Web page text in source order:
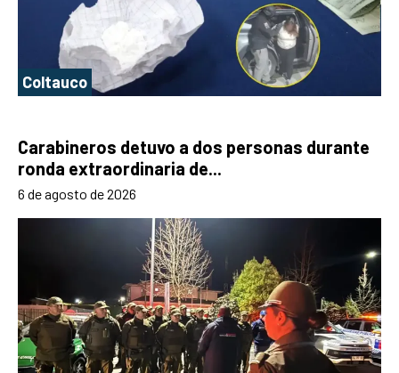
Coltauco
Carabineros detuvo a dos personas durante
ronda extraordinaria de...
6 de agosto de 2026